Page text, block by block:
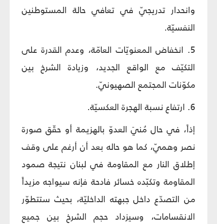
وانحدار تدريجيّ في تعافي حالة المستوطنين
النفسيّة.
5. انخفاض المعنويّات العامّة، وعدم القدرة على
التكيّف مع الواقع الجديد، وزيادة الشرخ بين
مكوّنات المجتمع الصهيونيّ.
6. ارتفاع نسبة الهجرة العكسيّة.
إذاً، في حال مُنيَ العدوّ بالهزيمة أو حقّق صورة
نصر وهميّ، كما هو حاله بعد أن أرغم على وقف
إطلاق النار مع المقاومة في لبنان نتيجة صمود
المقاومة وتكبّده خسائر فادحة فإنه سيواجه مزيداً
من التصدّع داخل جبهته الداخليّة، بحيث ستتطوّر
الانقسامات، وسيزداد حجم الشرخ بين جميع